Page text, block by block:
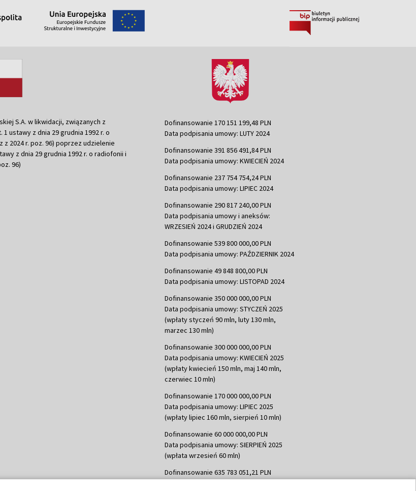
S.A. w likwidacji, związanych z
ustawy z dnia 29 grudnia 1992 r. o
z 2024 r. poz. 96) poprzez udzielenie
z dnia 29 grudnia 1992 r. o radiofonii i
96)
Dofinansowanie 170 151 199,48 PLN
Data podpisania umowy: LUTY 2024
Dofinansowanie 391 856 491,84 PLN
Data podpisania umowy: KWIECIEŃ 2024
Dofinansowanie 237 754 754,24 PLN
Data podpisania umowy: LIPIEC 2024
Dofinansowanie 290 817 240,00 PLN
Data podpisania umowy i aneksów:
WRZESIEŃ 2024 i GRUDZIEŃ 2024
Dofinansowanie 539 800 000,00 PLN
Data podpisania umowy: PAŹDZIERNIK 2024
Dofinansowanie 49 848 800,00 PLN
Data podpisania umowy: LISTOPAD 2024
Dofinansowanie 350 000 000,00 PLN
Data podpisania umowy: STYCZEŃ 2025
(wpłaty styczeń 90 mln, luty 130 mln,
marzec 130 mln)
Dofinansowanie 300 000 000,00 PLN
Data podpisania umowy: KWIECIEŃ 2025
(wpłaty kwiecień 150 mln, maj 140 mln,
czerwiec 10 mln)
Dofinansowanie 170 000 000,00 PLN
Data podpisania umowy: LIPIEC 2025
(wpłaty lipiec 160 mln, sierpień 10 mln)
Dofinansowanie 60 000 000,00 PLN
Data podpisania umowy: SIERPIEŃ 2025
(wpłata wrzesień 60 mln)
Dofinansowanie 635 783 051,21 PLN